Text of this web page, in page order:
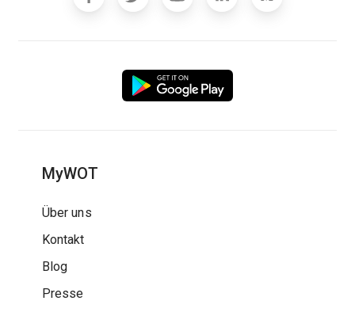
MyWOT
Über uns
Kontakt
Blog
Presse